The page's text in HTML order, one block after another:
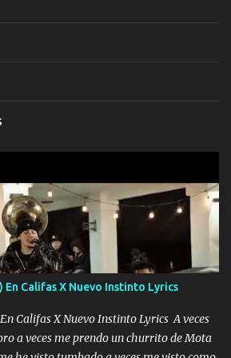
En Califas X Nuevo Instinto Lyrics
Califas X Nuevo Instinto Lyrics A veces
a veces me prendo un churrito de Mota